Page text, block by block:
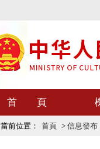
首 頁
當前位置： 首頁 > 信息發布